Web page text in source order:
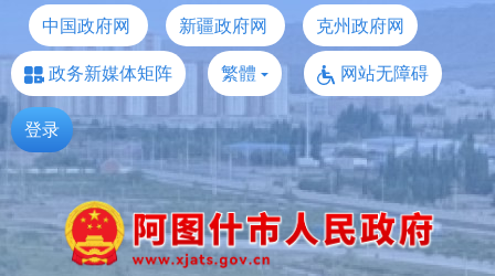
中国政府网 新疆政府网
克州政府网
政务新媒体矩阵
繁體 网站无障碍
登录